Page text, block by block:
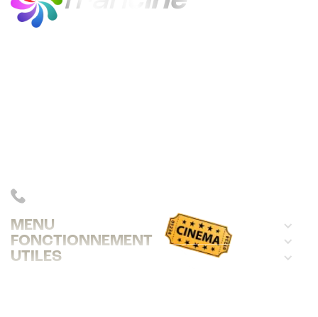
MENU
FONCTIONNEMENT
UTILES